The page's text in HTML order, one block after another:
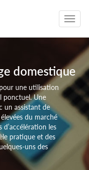
domestique
une utilisation
ponctuel. Une
un assistant de
du marché
d’accélération les
pratique et des
uns des